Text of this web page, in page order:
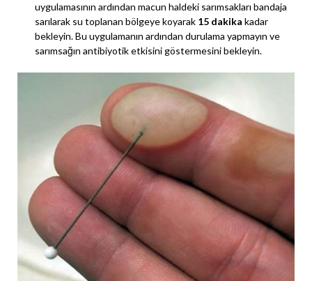
uygulamasının ardından macun haldeki sarımsakları bandaja
sarılarak su toplanan bölgeye koyarak 15 dakika kadar
bekleyin. Bu uygulamanın ardından durulama yapmayın ve
sarımsağın antibiyotik etkisini göstermesini bekleyin.